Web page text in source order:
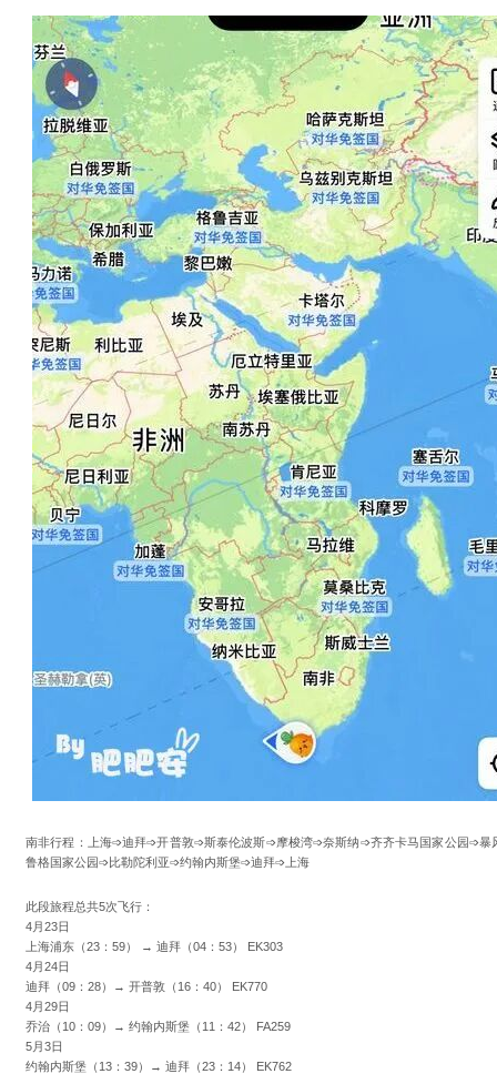
南非行程：上海➩迪拜➩开普敦➩斯泰伦波斯➩摩梭湾➩奈斯纳➩齐齐卡马国家公园➩
鲁格国家公园➩比勒陀利亚➩约翰内斯堡➩迪拜➩上海
此段旅程总共5次飞行：
4月23日
上海浦东（23：59） → 迪拜（04：53） EK303
4月24日
迪拜（09：28）→ 开普敦（16：40） EK770
4月29日
乔治（10：09）→ 约翰内斯堡（11：42） FA259
5月3日
约翰内斯堡（13：39）→ 迪拜（23：14） EK762